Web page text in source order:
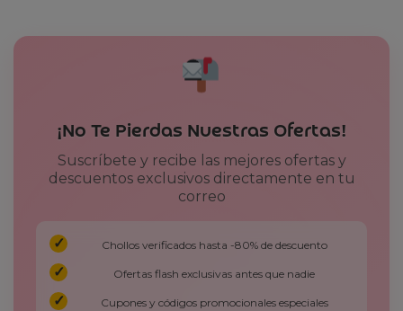
¡No Te Pierdas Nuestras Ofertas!
Suscríbete y recibe las mejores ofertas y
descuentos exclusivos directamente en tu
correo
Chollos verificados hasta -80% de descuento
Ofertas flash exclusivas antes que nadie
Cupones y códigos promocionales especiales